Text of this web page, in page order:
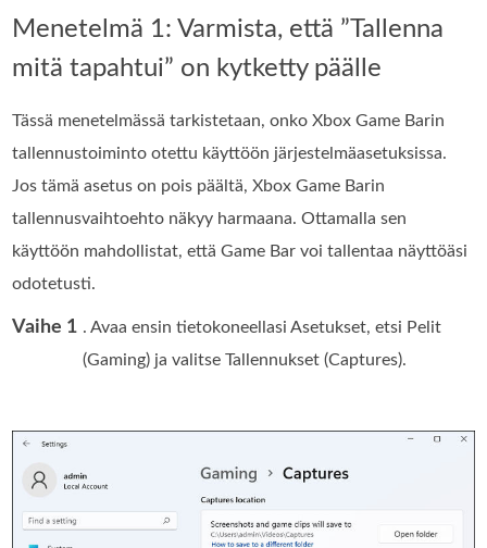
Menetelmä 1: Varmista, että ”Tallenna
mitä tapahtui” on kytketty päälle
Tässä menetelmässä tarkistetaan, onko Xbox Game Barin
tallennustoiminto otettu käyttöön järjestelmäasetuksissa.
Jos tämä asetus on pois päältä, Xbox Game Barin
tallennusvaihtoehto näkyy harmaana. Ottamalla sen
käyttöön mahdollistat, että Game Bar voi tallentaa näyttöäsi
odotetusti.
Vaihe 1 . Avaa ensin tietokoneellasi Asetukset, etsi Pelit
(Gaming) ja valitse Tallennukset (Captures).